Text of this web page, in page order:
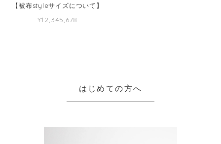
【被布styleサイズについて】
¥12,345,678
はじめての方へ